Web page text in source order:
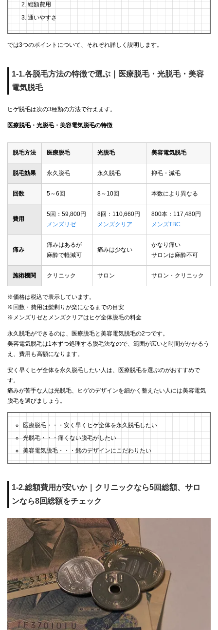
総額費用
通いやすさ
では3つのポイントについて、それぞれ詳しく説明します。
1-1.各脱毛方法の特徴で選ぶ｜医療脱毛・光脱毛・美容
電気脱毛
ヒゲ脱毛は次の3種類の方法で行えます。
医療脱毛・光脱毛・美容電気脱毛の特徴
脱毛方法 医療脱毛 光脱毛 美容電気脱毛
脱毛効果 永久脱毛 永久脱毛 抑毛・減毛
回数 5～6回 8～10回 本数により異なる
費用
5回：59,800円
メンズリゼ
8回：110,660円
メンズクリア
800本：117,480円
メンズTBC
痛み
痛みはあるが
麻酔で軽減可
痛みは少ない
かなり痛い
サロンは麻酔不可
施術機関 クリニック サロン サロン・クリニック
※価格は税込で表示しています。
※回数・費用は髭剃りが楽になるまでの目安
※メンズリゼとメンズクリアはヒゲ全体脱毛の料金
永久脱毛ができるのは、医療脱毛と美容電気脱毛の2つです。
美容電気脱毛は1本ずつ処理する脱毛法なので、範囲が広いと時間がかかるう
え、費用も高額になります。
安く早くヒゲ全体を永久脱毛したい人は、医療脱毛を選ぶのがおすすめで
す。
痛みが苦手な人は光脱毛、ヒゲのデザインを細かく整えたい人には美容電気
脱毛を選びましょう。
医療脱毛・・・安く早くヒゲ全体を永久脱毛したい
光脱毛・・・痛くない脱毛がしたい
美容電気脱毛・・・髭のデザインにこだわりたい
1-2.総額費用が安いか｜クリニックなら5回総額、サロ
ンなら8回総額をチェック